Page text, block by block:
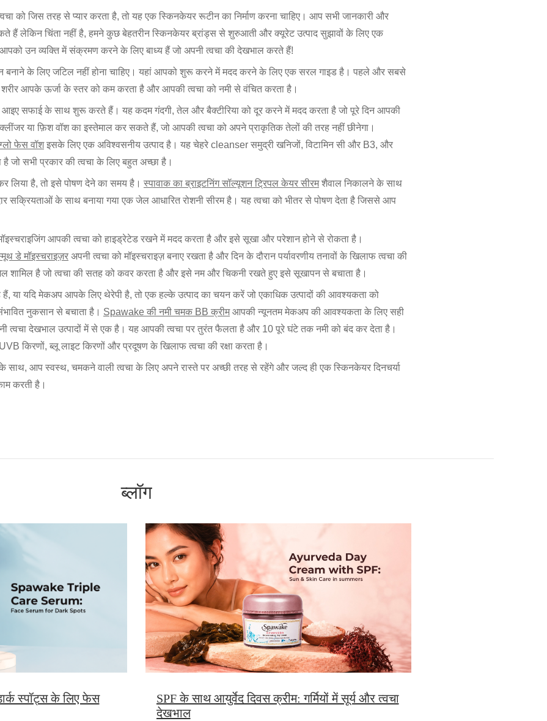
को जिस तरह से प्यार करता है, तो यह एक स्किनकेयर रूटीन का निर्माण करना चाहिए। आप सभी जानकारी और
हैं लेकिन चिंता नहीं है, हमने कुछ बेहतरीन स्किनकेयर ब्रांड्स से शुरुआती और क्यूरेट उत्पाद सुझावों के लिए एक
आपको उन व्यक्ति में संक्रमण करने के लिए बाध्य हैं जो अपनी त्वचा की देखभाल करते हैं!
बनाने के लिए जटिल नहीं होना चाहिए। यहां आपको शुरू करने में मदद करने के लिए एक सरल गाइड है। पहले और सबसे
शरीर आपके ऊर्जा के स्तर को कम करता है और आपकी त्वचा को नमी से वंचित करता है।
आइए सफाई के साथ शुरू करते हैं। यह कदम गंदगी, तेल और बैक्टीरिया को दूर करने में मदद करता है जो पूरे दिन आपकी
या फ़िश वॉश का इस्तेमाल कर सकते हैं, जो आपकी त्वचा को अपने प्राकृतिक तेलों की तरह नहीं छीनेगा।
फेस वॉशइसके लिए एक अविश्वसनीय उत्पाद है। यह चेहरे cleanser समुद्री खनिजों, विटामिन सी और B3, और
जो सभी प्रकार की त्वचा के लिए बहुत अच्छा है।
लिया है, तो इसे पोषण देने का समय है। स्पावाक का ब्राइटनिंग सॉल्यूशन ट्रिपल केयर सीरमशैवाल निकालने के साथ
सक्रियताओं के साथ बनाया गया एक जेल आधारित रोशनी सीरम है। यह त्वचा को भीतर से पोषण देता है जिससे आप
आपकी त्वचा को हाइड्रेटेड रखने में मदद करता है और इसे सूखा और परेशान होने से रोकता है।
डे मॉइस्चराइज़र अपनी त्वचा को मॉइस्चराइज़ बनाए रखता है और दिन के दौरान पर्यावरणीय तनावों के खिलाफ त्वचा की
शामिल है जो त्वचा की सतह को कवर करता है और इसे नम और चिकनी रखते हुए इसे सूखापन से बचाता है।
या यदि मेकअप आपके लिए थेरेपी है, तो एक हल्के उत्पाद का चयन करें जो एकाधिक उत्पादों की आवश्यकता को
नुकसान से बचाता है। Spawake की नमी चमक BB क्रीमआपकी न्यूनतम मेकअप की आवश्यकता के लिए सही
त्वचा देखभाल उत्पादों में से एक है। यह आपकी त्वचा पर तुरंत फैलता है और 10 पूरे घंटे तक नमी को बंद कर देता है।
किरणों, ब्लू लाइट किरणों और प्रदूषण के खिलाफ त्वचा की रक्षा करता है।
साथ, आप स्वस्थ, चमकने वाली त्वचा के लिए अपने रास्ते पर अच्छी तरह से रहेंगे और जल्द ही एक स्किनकेयर दिनचर्या
करती है।
ब्लॉग
स्पॉट्स के लिए फेस
SPF के साथ आयुर्वेद दिवस क्रीम: गर्मियों में सूर्य और त्वचा
देखभाल